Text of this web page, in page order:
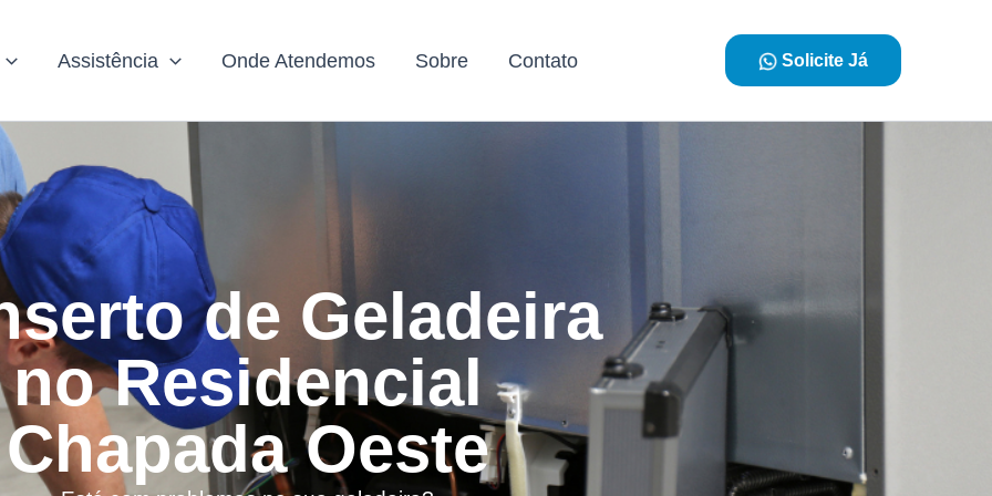
Assistência Onde Atendemos Sobre Contato Solicite Já
de Geladeira
no Residencial
Chapada Oeste